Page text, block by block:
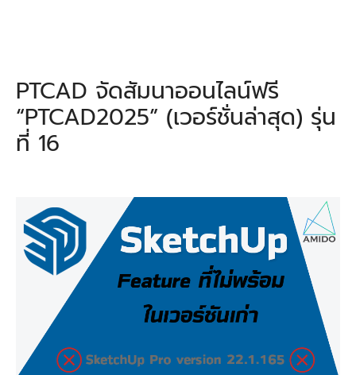
PTCAD จัดสัมนาออนไลน์ฟรี
“PTCAD2025” (เวอร์ชั่นล่าสุด) รุ่น
ที่ 16